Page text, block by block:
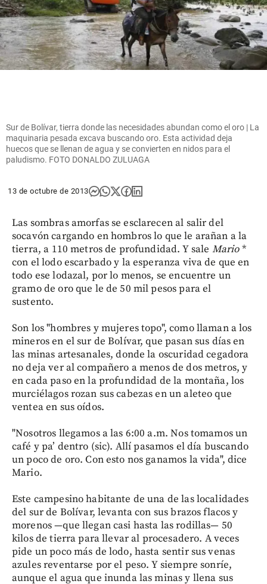
Sur de Bolívar, tierra donde las necesidades abundan como el oro | La
maquinaria pesada excava buscando oro. Esta actividad deja
huecos que se llenan de agua y se convierten en nidos para el
paludismo. FOTO DONALDO ZULUAGA
13 de octubre de 2013
Las sombras amorfas se esclarecen al salir del
socavón cargando en hombros lo que le arañan a la
tierra, a 110 metros de profundidad. Y sale Mario*
con el lodo escarbado y la esperanza viva de que en
todo ese lodazal, por lo menos, se encuentre un
gramo de oro que le de 50 mil pesos para el
sustento.
Son los "hombres y mujeres topo", como llaman a los
mineros en el sur de Bolívar, que pasan sus días en
las minas artesanales, donde la oscuridad cegadora
no deja ver al compañero a menos de dos metros, y
en cada paso en la profundidad de la montaña, los
murciélagos rozan sus cabezas en un aleteo que
ventea en sus oídos.
"Nosotros llegamos a las 6:00 a.m. Nos tomamos un
café y pa’ dentro (sic). Allí pasamos el día buscando
un poco de oro. Con esto nos ganamos la vida", dice
Mario.
Este campesino habitante de una de las localidades
del sur de Bolívar, levanta con sus brazos flacos y
morenos —que llegan casi hasta las rodillas— 50
kilos de tierra para llevar al procesadero. A veces
pide un poco más de lodo, hasta sentir sus venas
azules reventarse por el peso. Y siempre sonríe,
aunque el agua que inunda las minas y llena sus